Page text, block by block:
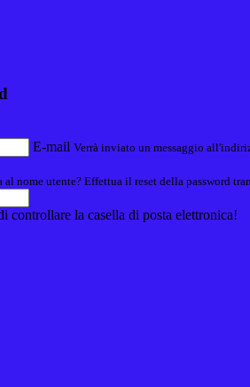
E-mail Verrà inviato un messaggio
al nome utente? Effettua il reset della password
controllare la casella di posta elettronica!